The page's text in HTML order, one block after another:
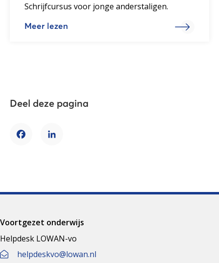
Schrijfcursus voor jonge anderstaligen.
Meer lezen
Deel deze pagina
FacebookLinkedIn
Voortgezet onderwijs
Helpdesk LOWAN-vo
helpdeskvo@lowan.nl